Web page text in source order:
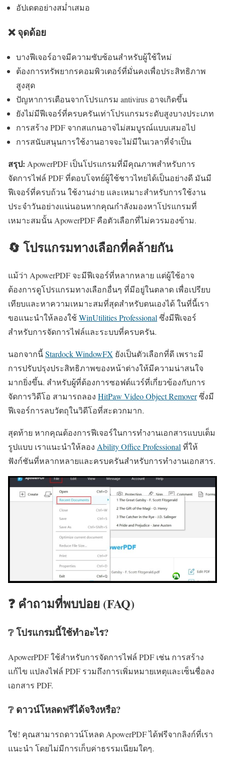
อัปเดตอย่างสม่ำเสมอ
❌ จุดด้อย
บางฟีเจอร์อาจมีความซับซ้อนสำหรับผู้ใช้ใหม่
ต้องการทรัพยากรคอมพิวเตอร์ที่มั่นคงเพื่อประสิทธิภาพ
สูงสุด
ปัญหาการเตือนจากโปรแกรม antivirus อาจเกิดขึ้น
ยังไม่มีฟีเจอร์ที่ครบครันเท่าโปรแกรมระดับสูงบางประเภท
การสร้าง PDF จากสแกนอาจไม่สมบูรณ์แบบเสมอไป
การสนับสนุนการใช้งานอาจจะไม่มีในเวลาที่จำเป็น
สรุป: ApowerPDF เป็นโปรแกรมที่มีคุณภาพสำหรับการ
จัดการไฟล์ PDF ที่ตอบโจทย์ผู้ใช้ชาวไทยได้เป็นอย่างดี มันมี
ฟีเจอร์ที่ครบถ้วน ใช้งานง่าย และเหมาะสำหรับการใช้งาน
ประจำวันอย่างแน่นอนหากคุณกำลังมองหาโปรแกรมที่
เหมาะสมนั้น ApowerPDF คือตัวเลือกที่ไม่ควรมองข้าม.
🔄 โปรแกรมทางเลือกที่คล้ายกัน
แม้ว่า ApowerPDF จะมีฟีเจอร์ที่หลากหลาย แต่ผู้ใช้อาจ
ต้องการดูโปรแกรมทางเลือกอื่นๆ ที่มีอยู่ในตลาด เพื่อเปรียบ
เทียบและหาความเหมาะสมที่สุดสำหรับตนเองได้ ในที่นี้เรา
ขอแนะนำให้ลองใช้WinUtilities Professionalซึ่งมีฟีเจอร์
สำหรับการจัดการไฟล์และระบบที่ครบครัน.
นอกจากนี้Stardock WindowFX ยังเป็นตัวเลือกที่ดี เพราะมี
การปรับปรุงประสิทธิภาพของหน้าต่างให้มีความน่าสนใจ
มากยิ่งขึ้น. สำหรับผู้ที่ต้องการซอฟต์แวร์ที่เกี่ยวข้องกับการ
จัดการวิดีโอ สามารถลอง HitPaw Video Object Removerซึ่งมี
ฟีเจอร์การลบวัตถุในวิดีโอที่สะดวกมาก.
สุดท้าย หากคุณต้องการฟีเจอร์ในการทำงานเอกสารแบบเต็ม
รูปแบบ เราแนะนำให้ลอง Ability Office Professionalที่ให้
ฟังก์ชันที่หลากหลายและครบครันสำหรับการทำงานเอกสาร.
❓ คำถามที่พบบ่อย (FAQ)
❔ โปรแกรมนี้ใช้ทำอะไร?
ApowerPDF ใช้สำหรับการจัดการไฟล์ PDF เช่น การสร้าง
แก้ไข แปลงไฟล์ PDF รวมถึงการเพิ่มหมายเหตุและเซ็นชื่อลง
เอกสาร PDF.
❔ ดาวน์โหลดฟรีได้จริงหรือ?
ใช่! คุณสามารถดาวน์โหลด ApowerPDF ได้ฟรีจากลิงก์ที่เรา
แนะนำ โดยไม่มีการเก็บค่าธรรมเนียมใดๆ.